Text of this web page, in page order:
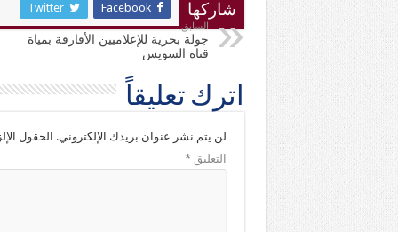
شاركها Facebook
Twitter
السابق
جولة بحرية للإعلاميين الأفارقة بمياة
قناة السويس
اترك تعليقاً
لن يتم نشر عنوان بريدك الإلكتروني. الحقول
التعليق*